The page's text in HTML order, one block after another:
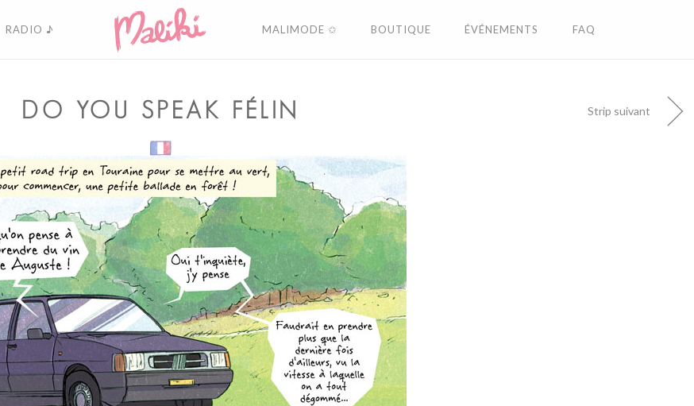
RADIO ♪ MALIMODE ✩ BOUTIQUE ÉVÉNEMENTS FAQ
DO YOU SPEAK FÉLIN Strip suivant